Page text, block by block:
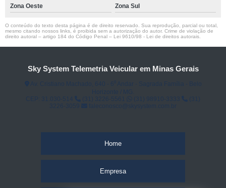
Zona Oeste Zona Sul
O conteúdo do texto desta página é de direito reservado. Sua reprodução, parcial ou total,
mesmo citando nossos links, é proibida sem a autorização do autor. Crime de violação de
direito autoral – artigo 184 do Código Penal – Lei 9610/98 - Lei de direitos autorais
Sky System Telemetria Veicular em Minas Gerais
Home
Empresa